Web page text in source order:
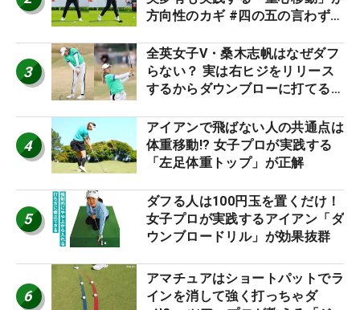
方向性のカギ #四の五の言わず振
3
全英女子V・桑木志帆はなぜダフ
らない？ 実は右ヒジをリリース
するからダウンブローに打てる #
4
アイアンで飛ばない人の共通点は
体重移動!? 女子プロが実践する
「左足体重トップ」が正解
5
ダフる人は100円玉を置くだけ！
女子プロが実践するアイアン「ダ
ウンブロードリル」が効果抜群
6
アマチュアはショートパットでラ
インを消して強く打っちゃダ